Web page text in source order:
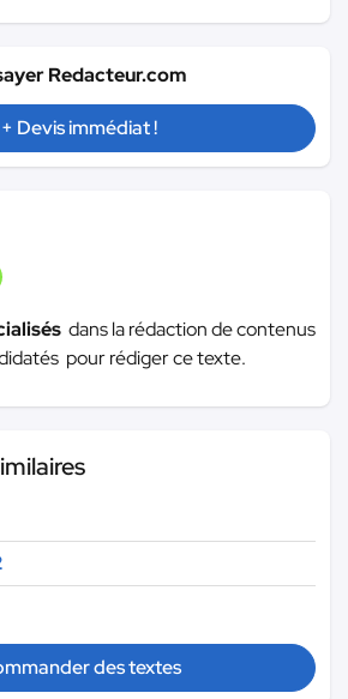
Redacteur.com
+ Devis immédiat !
dans la rédaction de contenus
pour rédiger ce texte.
des textes